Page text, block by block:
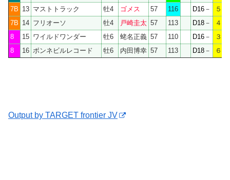
7B 13 マストトラック 牡4 ゴメス 57 116 D16 －
５
7B 14 フリオーソ 牡4 戸崎圭太 57 113 D18 －
４
8
15 ワイルドワンダー 牡6 蛯名正義 57 110 D16 － ３
8
16 ボンネビルレコード 牡6 内田博幸 57 113 D18 － ６
Output by TARGET frontier JV